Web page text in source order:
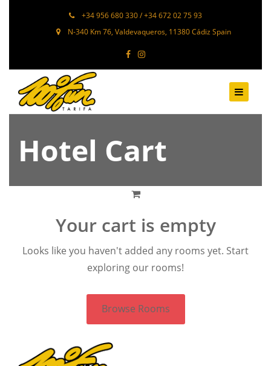
+34 956 680 330 / +34 672 02 75 93
N-340 Km 76, Valdevaqueros, 11380 Cádiz Spain
Hotel Cart
Your cart is empty
Looks like you haven't added any rooms yet. Start
exploring our rooms!
Browse Rooms